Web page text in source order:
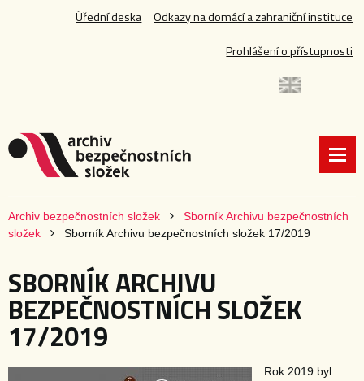
Úřední deska
Odkazy na domácí a zahraniční instituce
Prohlášení o přístupnosti
Archiv bezpečnostních složek
Sborník Archivu bezpečnostních
složek
Sborník Archivu bezpečnostních složek 17/2019
SBORNÍK ARCHIVU
BEZPEČNOSTNÍCH SLOŽEK
17/2019
Rok 2019 byl